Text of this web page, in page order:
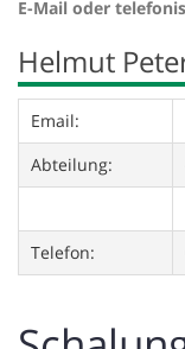
E-Mail oder
Helmut
Email:
Abteilung:
Telefon: